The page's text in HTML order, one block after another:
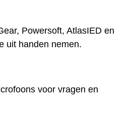
Powersoft, AtlasIED en
uit handen nemen.
voor vragen en